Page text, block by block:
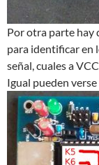
Por otra parte hay
para identificar en
señal, cuales a
Igual pueden